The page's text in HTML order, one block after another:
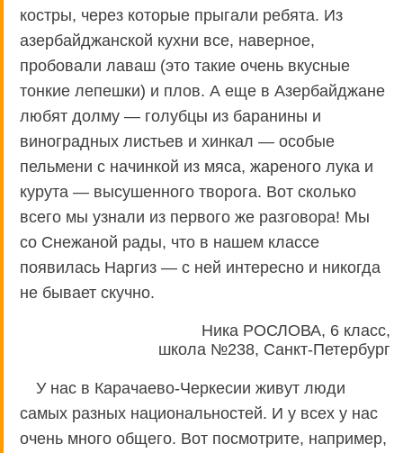
костры, через которые прыгали ребята. Из
азербайджанской кухни все, наверное,
пробовали лаваш (это такие очень вкусные
тонкие лепешки) и плов. А еще в Азербайджане
любят долму — голубцы из баранины и
виноградных листьев и хинкал — особые
пельмени с начинкой из мяса, жареного лука и
курута — высушенного творога. Вот сколько
всего мы узнали из первого же разговора! Мы
со Снежаной рады, что в нашем классе
появилась Наргиз — с ней интересно и никогда
не бывает скучно.
Ника РОСЛОВА, 6 класс,
школа №238, Санкт-Петербург
У нас в Карачаево-Черкесии живут люди
самых разных национальностей. И у всех у нас
очень много общего. Вот посмотрите, например,